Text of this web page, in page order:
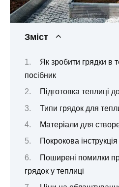
Зміст
Як зробити грядки в
посібник
Підготовка теплиці
Типи грядок для
Матеріали для
Покрокова
Поширені помилки
грядок у теплиці